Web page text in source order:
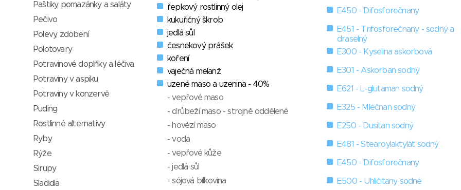
řepkový rostlinný olej
kukuřičný škrob
jedlá sůl
česnekový prášek
koření
vaječná melanž
uzené maso a uzenina - 40%
- vepřové maso
- drůbeží maso - strojně oddělené
- hovězí maso
- voda
- vepřové kůže
- jedlá sůl
- sójová bílkovina
E450 - Difosforečnany
E451 - Trifosforečnany - sodný a
draselný
E300 - Kyselina askorbová
E301 - Askorban sodný
E621 - L-glutaman sodný
E325 - Mléčnan sodný
E250 - Dusitan sodný
E481 - Stearoylaktylát sodný
E450 - Difosforečnany
E500 - Uhličitany sodné
Paštiky, pomazánky a saláty
Pečivo
Polevy, zdobení
Polotovary
Potravinové doplňky a léčiva
Potraviny v aspiku
Potraviny v konzervě
Puding
Rostlinné alternativy
Ryby
Rýže
Sirupy
Sladidla